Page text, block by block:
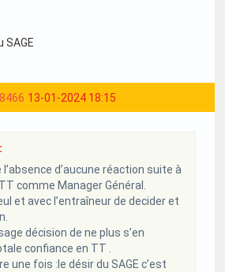
SAGE
13-01-2024 18:15
d’aucune réaction suite à
comme Manager Général.
et avec l’entraîneur de decider et
décision de ne plus s’en
confiance en TT .
une fois :le désir du SAGE c’est